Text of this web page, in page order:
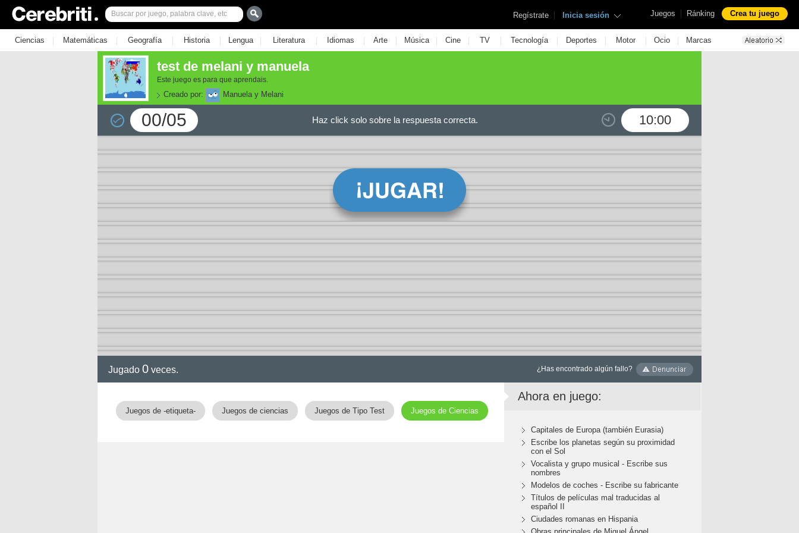
Juegos | Ránking Crea tu juego
Regístrate | Inicia sesión
Ciencias | Matemáticas | Geografía | Historia | Lengua | Literatura | Idiomas | Arte | Música | Cine | TV | Tecnología | Deportes | Motor | Ocio | Marcas
test de melani y manuela
Este juego es para que aprendais.
Creado por: Manuela y Melani
00/05 10:00
Haz click solo sobre la respuesta correcta.
Jugado 0 veces. ¿Has encontrado algún fallo?
Juegos de -etiqueta- Juegos de ciencias Juegos de Tipo Test Juegos de Ciencias
Ahora en juego:
Capitales de Europa (también Eurasia)
Escribe los planetas según su proximidad
con el Sol
Vocalista y grupo musical - Escribe sus
nombres
Modelos de coches - Escribe su fabricante
Títulos de películas mal traducidas al
español II
Ciudades romanas en Hispania